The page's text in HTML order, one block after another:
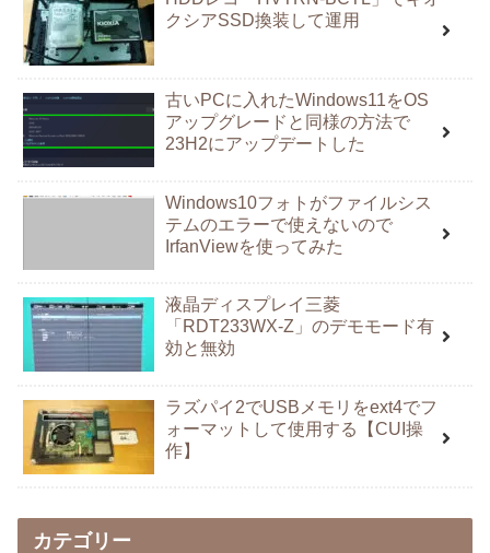
クシアSSD換装して運用
古いPCに入れたWindows11をOS
アップグレードと同様の方法で
23H2にアップデートした
Windows10フォトがファイルシス
テムのエラーで使えないので
IrfanViewを使ってみた
液晶ディスプレイ三菱
「RDT233WX-Z」のデモモード有
効と無効
ラズパイ2でUSBメモリをext4でフ
ォーマットして使用する【CUI操
作】
カテゴリー